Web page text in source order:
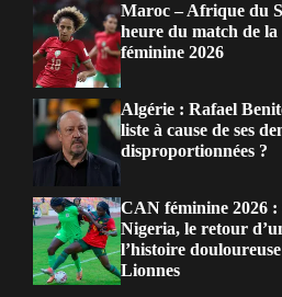
Maroc – Afrique du
heure du match de
féminine 2026
Algérie : Rafael
liste à cause de ses
disproportionnées ?
CAN féminine 2026
Nigeria, le retour
l’histoire
Lionnes